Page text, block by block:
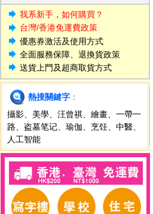
我系新手，如何購買？
台灣/香港免運費政策
優惠券激活及使用方式
全面服務保障、退換貨政策
送貨上門及超商取貨方式
熱搜關鍵字 ：
攝影
美學 汪曾祺 繪畫
一帶一
路
盗墓笔记 瑜伽 烹饪 中醫
人工智能